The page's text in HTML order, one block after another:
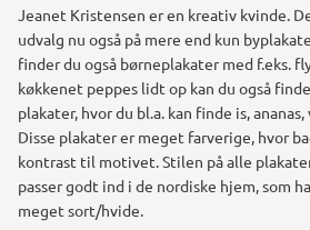
Jeanet Kristensen er en kreativ kvinde.
udvalg nu også på mere end kun
finder du også børneplakater med f.eks.
køkkenet peppes lidt op kan du også
plakater, hvor du bl.a. kan finde is,
Disse plakater er meget farverige, hvor
kontrast til motivet. Stilen på alle
passer godt ind i de nordiske hjem, som
meget sort/hvide.